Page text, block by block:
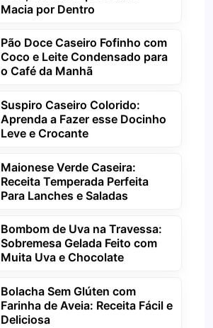
Macia por Dentro
Pão Doce Caseiro Fofinho com
Coco e Leite Condensado para
o Café da Manhã
Suspiro Caseiro Colorido:
Aprenda a Fazer esse Docinho
Leve e Crocante
Maionese Verde Caseira:
Receita Temperada Perfeita
Para Lanches e Saladas
Bombom de Uva na Travessa:
Sobremesa Gelada Feito com
Muita Uva e Chocolate
Bolacha Sem Glúten com
Farinha de Aveia: Receita Fácil e
Deliciosa